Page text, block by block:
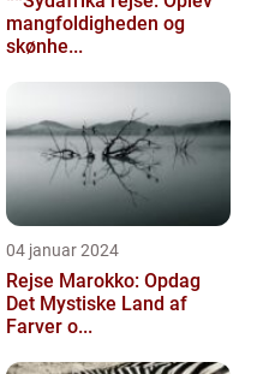
mangfoldigheden og
skønhe...
04 januar 2024
Rejse Marokko: Opdag
Det Mystiske Land af
Farver o...